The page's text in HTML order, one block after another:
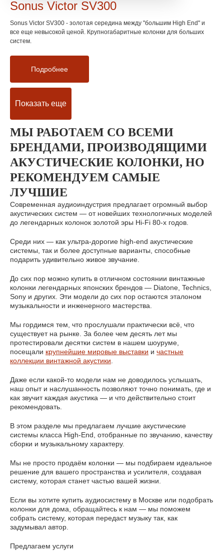
Sonus Victor SV300
Sonus Victor SV300 - золотая середина между "большим High End" и
все еще невысокой ценой. Крупногабаритные колонки для больших
систем.
Подробнее
Показать еще
МЫ РАБОТАЕМ СО ВСЕМИ
БРЕНДАМИ, ПРОИЗВОДЯЩИМИ
АКУСТИЧЕСКИЕ КОЛОНКИ, НО
РЕКОМЕНДУЕМ САМЫЕ
ЛУЧШИЕ
Современная аудиоиндустрия предлагает огромный выбор
акустических систем — от новейших технологичных моделей
до легендарных колонок золотой эры Hi-Fi 80-х годов.
Среди них — как ультра-дорогие high-end акустические
системы, так и более доступные варианты, способные
подарить удивительно живое звучание.
До сих пор можно купить в отличном состоянии винтажные
колонки легендарных японских брендов — Diatone, Technics,
Sony и других. Эти модели до сих пор остаются эталоном
музыкальности и инженерного мастерства.
Мы гордимся тем, что прослушали практически всё, что
существует на рынке. За более чем десять лет мы
протестировали десятки систем в нашем шоуруме,
посещали крупнейшие мировые выставки и частные
коллекции винтажной акустики
Даже если какой-то модели нам не доводилось услышать,
наш опыт и наслушанность позволяют точно понимать, где и
как звучит каждая акустика — и что действительно стоит
рекомендовать.
В этом разделе мы предлагаем лучшие акустические
системы класса High-End, отобранные по звучанию, качеству
сборки и музыкальному характеру.
Мы не просто продаём колонки — мы подбираем идеальное
решение для вашего пространства и усилителя, создавая
систему, которая станет частью вашей жизни.
Если вы хотите купить аудиосистему в Москве или подобрать
колонки для дома, обращайтесь к нам — мы поможем
собрать систему, которая передаст музыку так, как
задумывал автор.
Предлагаем услуги